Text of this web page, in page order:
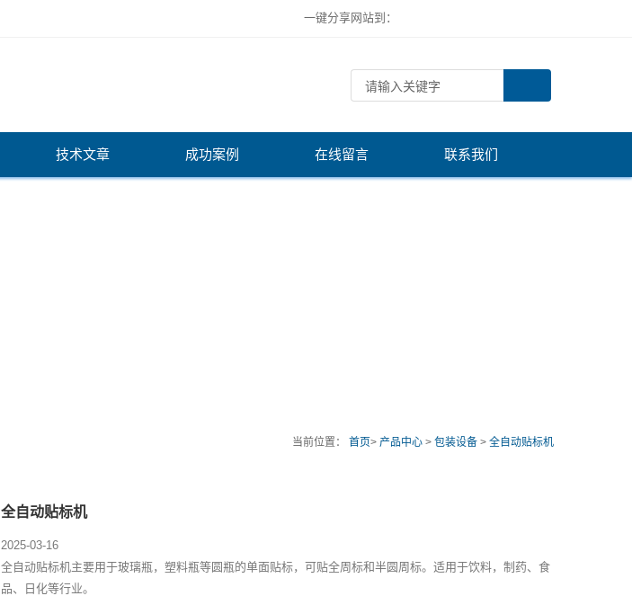
一键分享网站到：
技术文章 成功案例 在线留言 联系我们
当前位置： 首页> 产品中心 > 包装设备 > 全自动贴标机
全自动贴标机
2025-03-16
全自动贴标机主要用于玻璃瓶，塑料瓶等圆瓶的单面贴标，可贴全周标和半圆周标。适用于饮料，制药、食
品、日化等行业。